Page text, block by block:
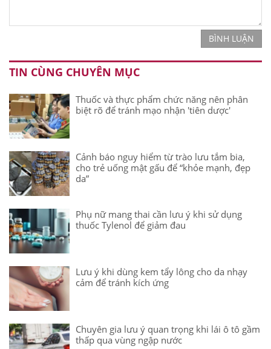
BÌNH LUẬN
TIN CÙNG CHUYÊN MỤC
Thuốc và thực phẩm chức năng nên phân
biệt rõ để tránh mạo nhận 'tiên dược'
Cảnh báo nguy hiểm từ trào lưu tắm bia,
cho trẻ uống mật gấu để “khỏe mạnh, đẹp
da”
Phụ nữ mang thai cần lưu ý khi sử dụng
thuốc Tylenol để giảm đau
Lưu ý khi dùng kem tẩy lông cho da nhạy
cảm để tránh kích ứng
Chuyên gia lưu ý quan trọng khi lái ô tô gầm
thấp qua vùng ngập nước